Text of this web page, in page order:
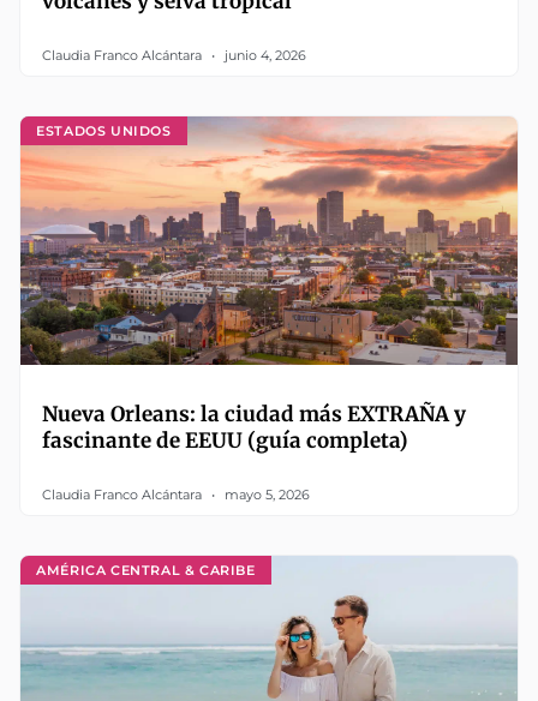
Claudia Franco Alcántara junio 4, 2026
ESTADOS UNIDOS
Nueva Orleans: la ciudad más EXTRAÑA y
fascinante de EEUU (guía completa)
Claudia Franco Alcántara mayo 5, 2026
AMÉRICA CENTRAL & CARIBE